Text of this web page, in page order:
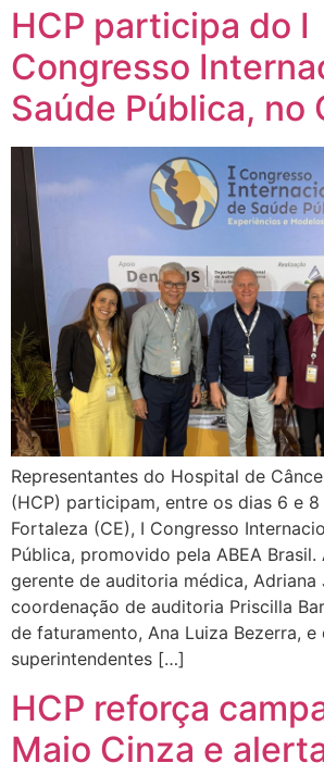
HCP participa do I
Congresso
Saúde Pública, no
Representantes do Hospital de
(HCP) participam, entre os dias 6 e 8
Fortaleza (CE), I Congresso
Pública, promovido pela ABEA Brasil.
gerente de auditoria médica, Adriana
coordenação de auditoria Priscilla
de faturamento, Ana Luiza Bezerra, e
superintendentes […]
HCP reforça
Maio Cinza e